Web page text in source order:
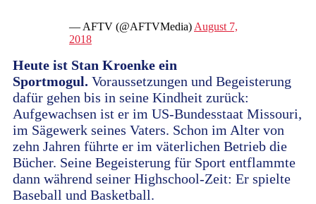
— AFTV (@AFTVMedia)August 7,
2018
Heute ist Stan Kroenke ein
Sportmogul. Voraussetzungen und Begeisterung
dafür gehen bis in seine Kindheit zurück:
Aufgewachsen ist er im US-Bundesstaat Missouri,
im Sägewerk seines Vaters. Schon im Alter von
zehn Jahren führte er im väterlichen Betrieb die
Bücher. Seine Begeisterung für Sport entflammte
dann während seiner Highschool-Zeit: Er spielte
Baseball und Basketball.